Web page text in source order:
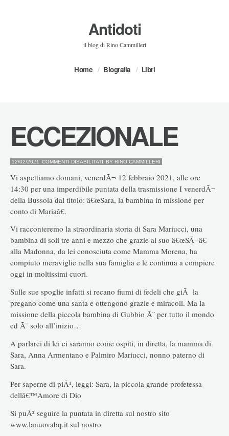
Antidoti
il blog di Rino Cammilleri
Home Biografia Libri
ECCEZIONALE
12/02/2021 COMMENTI DISABILITATI SU
BY RINO.CAMMILLERI
Vi aspettiamo domani, venerdÃ¬ 12 febbraio 2021, alle ore
14:30 per una imperdibile puntata della trasmissione I venerdÃ¬
della Bussola dal titolo: â€œSara, la bambina in missione per
conto di Mariaâ€.
Vi racconteremo la straordinaria storia di Sara Mariucci, una
bambina di soli tre anni e mezzo che grazie al suo â€œSÃ¬â€
alla Madonna, da lei conosciuta come Mamma Morena, ha
compiuto meraviglie nella sua famiglia e le continua a compiere
oggi in moltissimi cuori.
Sulle sue spoglie infatti si recano fiumi di fedeli che giÃ la
pregano come una santa e ottengono grazie e miracoli. Ma la
missione della piccola bambina di Gubbio Ã¨ per tutto il mondo
ed Ã¨ solo all’inizio…
A parlarci di lei ci saranno come ospiti, in diretta, la mamma di
Sara, Anna Armentano e Palmiro Mariucci, nonno paterno di
Sara.
Per saperne di piÃ¹, leggi: Sara, la piccola grande profetessa
dellâ€™Amore di Dio
Si puÃ² seguire la puntata in diretta sul nostro sito
www.lanuovabq.it sul nostro